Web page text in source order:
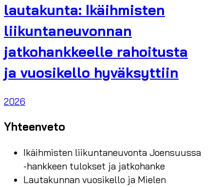
lautakunta: Ikäihmisten
liikuntaneuvonnan
jatkohankkeelle rahoitusta
ja vuosikello hyväksyttiin
2026
Yhteenveto
Ikäihmisten liikuntaneuvonta Joensuussa
-hankkeen tulokset ja jatkohanke
Lautakunnan vuosikello ja Mielen